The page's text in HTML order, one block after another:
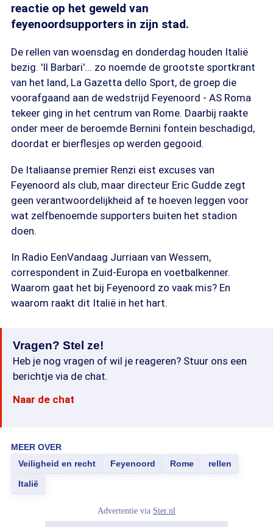
reactie op het geweld van
feyenoordsupporters in zijn stad.
De rellen van woensdag en donderdag houden Italië
bezig. 'Il Barbari'... zo noemde de grootste sportkrant
van het land, La Gazetta dello Sport, de groep die
voorafgaand aan de wedstrijd Feyenoord - AS Roma
tekeer ging in het centrum van Rome. Daarbij raakte
onder meer de beroemde Bernini fontein beschadigd,
doordat er bierflesjes op werden gegooid.
De Italiaanse premier Renzi eist excuses van
Feyenoord als club, maar directeur Eric Gudde zegt
geen verantwoordelijkheid af te hoeven leggen voor
wat zelfbenoemde supporters buiten het stadion
doen.
In Radio EenVandaag Jurriaan van Wessem,
correspondent in Zuid-Europa en voetbalkenner.
Waarom gaat het bij Feyenoord zo vaak mis? En
waarom raakt dit Italië in het hart.
Vragen? Stel ze!
Heb je nog vragen of wil je reageren? Stuur ons een
berichtje via de chat.
Naar de chat
MEER OVER
Veiligheid en recht
Feyenoord Rome rellen
Italië
Advertentie via Ster.nl